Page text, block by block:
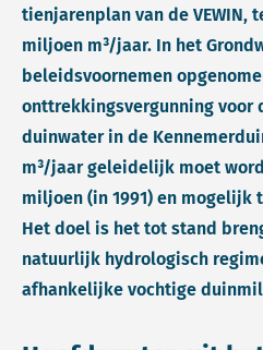
tienjarenplan van de VEWIN,
miljoen m³/jaar. In het
beleidsvoornemen
onttrekkingsvergunning voor
duinwater in de
m³/jaar geleidelijk moet
miljoen (in 1991) en mogelijk
Het doel is het tot stand
natuurlijk hydrologisch
afhankelijke vochtige